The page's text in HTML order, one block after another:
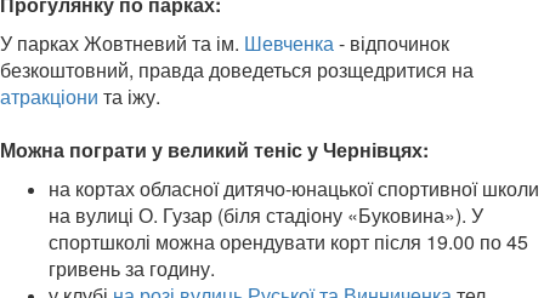
У парках Жовтневий та ім. Шевченка- відпочинок
безкоштовний, правда доведеться розщедритися на
атракціони та іжу.
Можна пограти у великий теніс у Чернівцях:
на кортах обласної дитячо-юнацької спортивної школи
на вулиці О. Гузар (біля стадіону «Буковина»). У
спортшколі можна орендувати корт після 19.00 по 45
гривень за годину.